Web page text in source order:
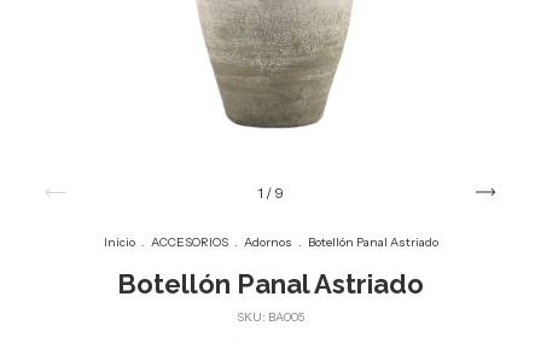
1 / 9
Inicio . ACCESORIOS . Adornos . Botellón Panal Astriado
Botellón Panal Astriado
SKU: BA005